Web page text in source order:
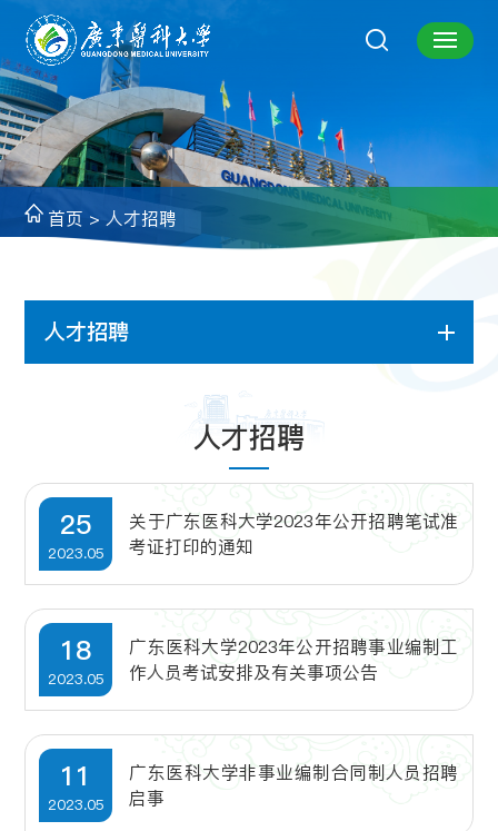
首页 > 人才招聘
人才招聘
人才招聘
25
2023.05
关于广东医科大学2023年公开招聘笔试准
考证打印的通知
18
2023.05
广东医科大学2023年公开招聘事业编制工
作人员考试安排及有关事项公告
11
2023.05
广东医科大学非事业编制合同制人员招聘
启事